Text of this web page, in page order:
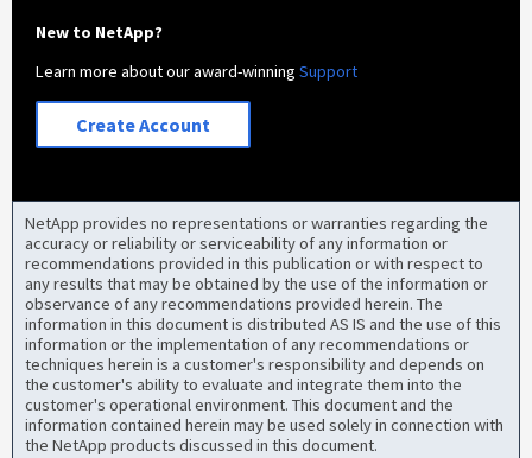
New to NetApp?
Learn more about our award-winningSupport
Create Account
NetApp provides no representations or warranties regarding the
accuracy or reliability or serviceability of any information or
recommendations provided in this publication or with respect to
any results that may be obtained by the use of the information or
observance of any recommendations provided herein. The
information in this document is distributed AS IS and the use of this
information or the implementation of any recommendations or
techniques herein is a customer's responsibility and depends on
the customer's ability to evaluate and integrate them into the
customer's operational environment. This document and the
information contained herein may be used solely in connection with
the NetApp products discussed in this document.